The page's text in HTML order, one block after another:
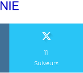
11
Suiveurs